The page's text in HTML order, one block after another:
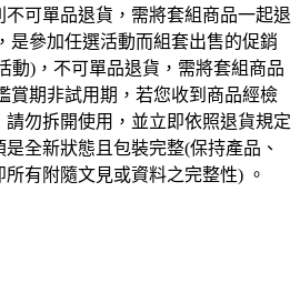
可單品退貨，需將套組商品一起退
是參加任選活動而組套出售的促銷
動)，不可單品退貨，需將套組商品
賞期非試用期，若您收到商品經檢
勿拆開使用，並立即依照退貨規定
全新狀態且包裝完整(保持產品、
有附隨文見或資料之完整性) 。